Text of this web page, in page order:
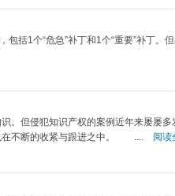
1个“危急”补丁和1个“重要”补丁。
但侵犯知识产权的案例近年来屡屡多
在不断的收紧与跟进之中。 ....
阅读